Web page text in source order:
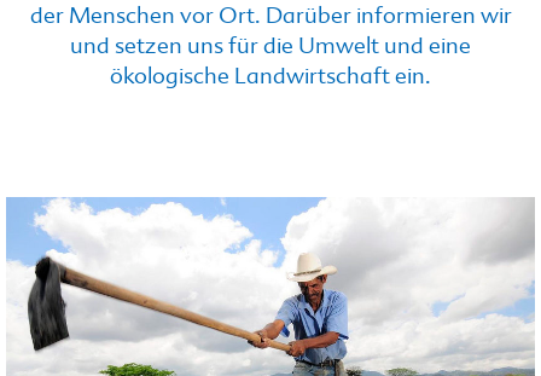
der Menschen vor Ort. Darüber informieren wir
und setzen uns für die Umwelt und eine
ökologische Landwirtschaft ein.